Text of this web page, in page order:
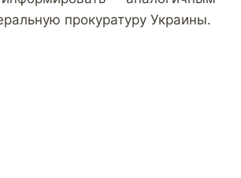
прокуратуру Украины.